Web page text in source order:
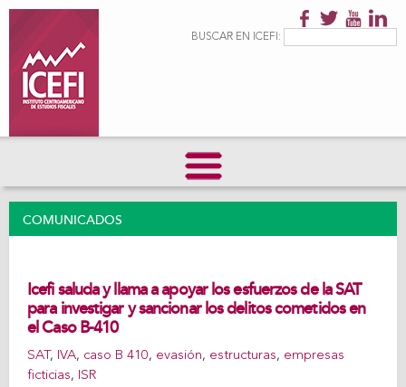
principalFormulario de
BUSCAR EN ICEFI:
COMUNICADOS
Icefi saluda y llama a apoyar los esfuerzos de la SAT
para investigar y sancionar los delitos cometidos en
el Caso B-410
SAT , IVA, caso B 410, evasión, estructuras, empresas
ficticias, ISR